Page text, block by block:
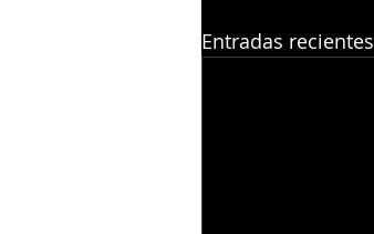
Entradas recientes